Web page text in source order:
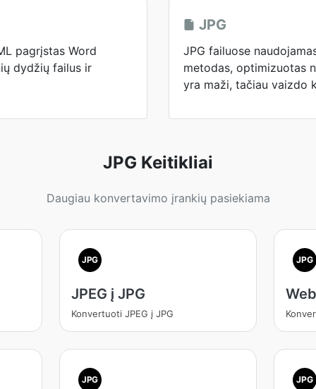
pagrįstas Word
dydžių failus ir
JPG
JPG failuose
metodas, optimizuotas
yra maži, tačiau vaizdo
JPG Keitikliai
Daugiau konvertavimo įrankių pasiekiama
JPG
JPEG į JPG
Konvertuoti JPEG į JPG
JPG
JPG JPG